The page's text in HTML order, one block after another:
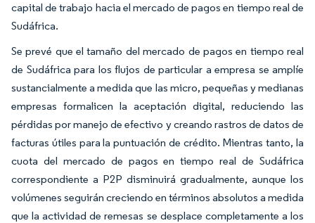
capital de trabajo hacia el mercado de pagos en tiempo real de
Sudáfrica.
Se prevé que el tamaño del mercado de pagos en tiempo real
de Sudáfrica para los flujos de particular a empresa se amplíe
sustancialmente a medida que las micro, pequeñas y medianas
empresas formalicen la aceptación digital, reduciendo las
pérdidas por manejo de efectivo y creando rastros de datos de
facturas útiles para la puntuación de crédito. Mientras tanto, la
cuota del mercado de pagos en tiempo real de Sudáfrica
correspondiente a P2P disminuirá gradualmente, aunque los
volúmenes seguirán creciendo en términos absolutos a medida
que la actividad de remesas se desplace completamente a los